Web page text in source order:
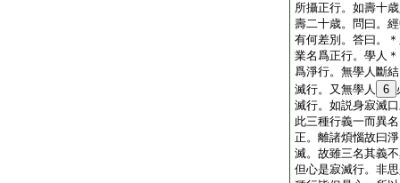
所攝正行。如壽十
壽二十歳。問曰。
有何差別。答曰。
業名爲正行。學人
爲淨行。無學人斷
滅行。又無學人
6
滅行。如説身寂滅
此三種行義一而異
正。離諸煩惱故曰
滅。故雖三名其義
但心是寂滅行。非